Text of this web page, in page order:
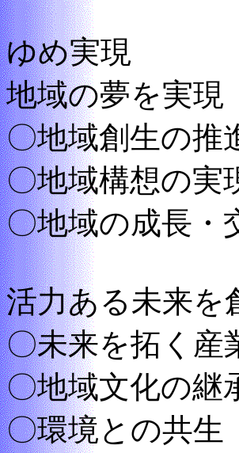
ゆめ実現
地域の夢を実現
〇地域創生の推
〇地域構想の実
〇地域の成長・
活力ある未来を
〇未来を拓く産
〇地域文化の継
〇環境との共生